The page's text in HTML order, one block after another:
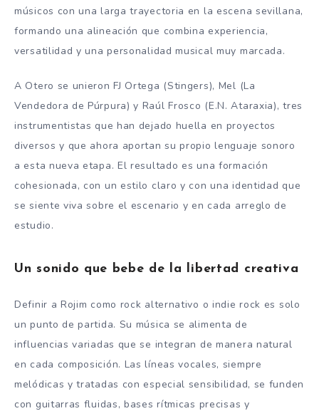
músicos con una larga trayectoria en la escena sevillana,
formando una alineación que combina experiencia,
versatilidad y una personalidad musical muy marcada.
A Otero se unieron FJ Ortega (Stingers), Mel (La
Vendedora de Púrpura) y Raúl Frosco (E.N. Ataraxia), tres
instrumentistas que han dejado huella en proyectos
diversos y que ahora aportan su propio lenguaje sonoro
a esta nueva etapa. El resultado es una formación
cohesionada, con un estilo claro y con una identidad que
se siente viva sobre el escenario y en cada arreglo de
estudio.
Un sonido que bebe de la libertad creativa
Definir a Rojim como rock alternativo o indie rock es solo
un punto de partida. Su música se alimenta de
influencias variadas que se integran de manera natural
en cada composición. Las líneas vocales, siempre
melódicas y tratadas con especial sensibilidad, se funden
con guitarras fluidas, bases rítmicas precisas y